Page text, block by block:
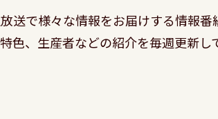
送で様々な情報をお届けする情報
、生産者などの紹介を毎週更新し